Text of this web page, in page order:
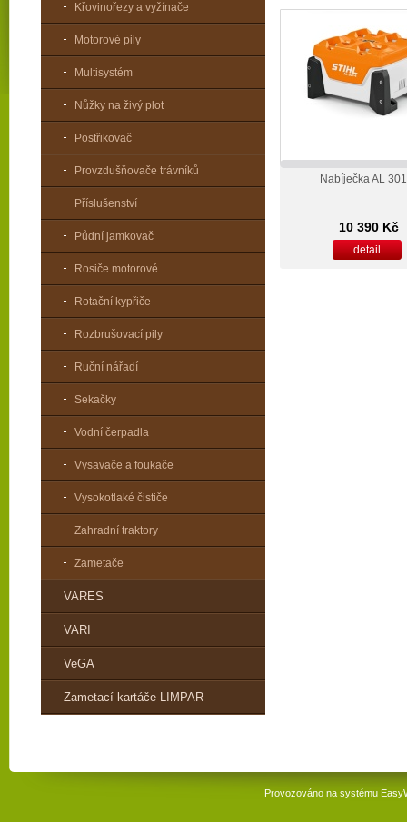
Křovinořezy a vyžínače
Motorové pily
Multisystém
Nůžky na živý plot
Postřikovač
Provzdušňovače trávníků
Příslušenství
Půdní jamkovač
Rosiče motorové
Rotační kypřiče
Rozbrušovací pily
Ruční nářadí
Sekačky
Vodní čerpadla
Vysavače a foukače
Vysokotlaké čističe
Zahradní traktory
Zametače
VARES
VARI
VeGA
Zametací kartáče LIMPAR
Nabíječka AL
10 390 Kč
detail
Provozováno na systému